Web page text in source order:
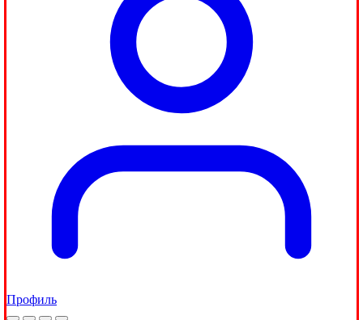
Профиль